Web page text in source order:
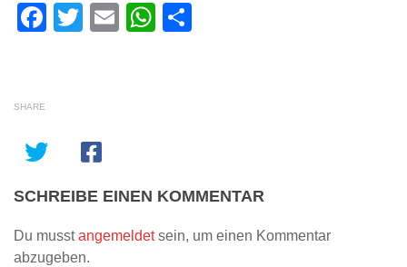
Facebook
Twitter
EmailWhatsApp
SHARE
SCHREIBE EINEN KOMMENTAR
Du musstangemeldetsein, um einen Kommentar
abzugeben.